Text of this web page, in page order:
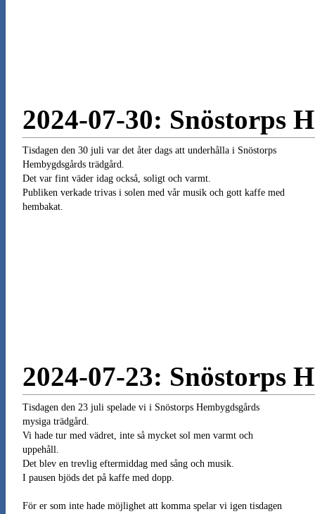
2024-07-30: Snöstorps
Tisdagen den 30 juli var det åter dags att underhålla i Snöstorps
Hembygdsgårds trädgård.
Det var fint väder idag också, soligt och varmt.
Publiken verkade trivas i solen med vår musik och gott kaffe med
hembakat.
2024-07-23: Snöstorps
Tisdagen den 23 juli spelade vi i Snöstorps Hembygdsgårds
mysiga trädgård.
Vi hade tur med vädret, inte så mycket sol men varmt och
uppehåll.
Det blev en trevlig eftermiddag med sång och musik.
I pausen bjöds det på kaffe med dopp.
För er som inte hade möjlighet att komma spelar vi igen tisdagen